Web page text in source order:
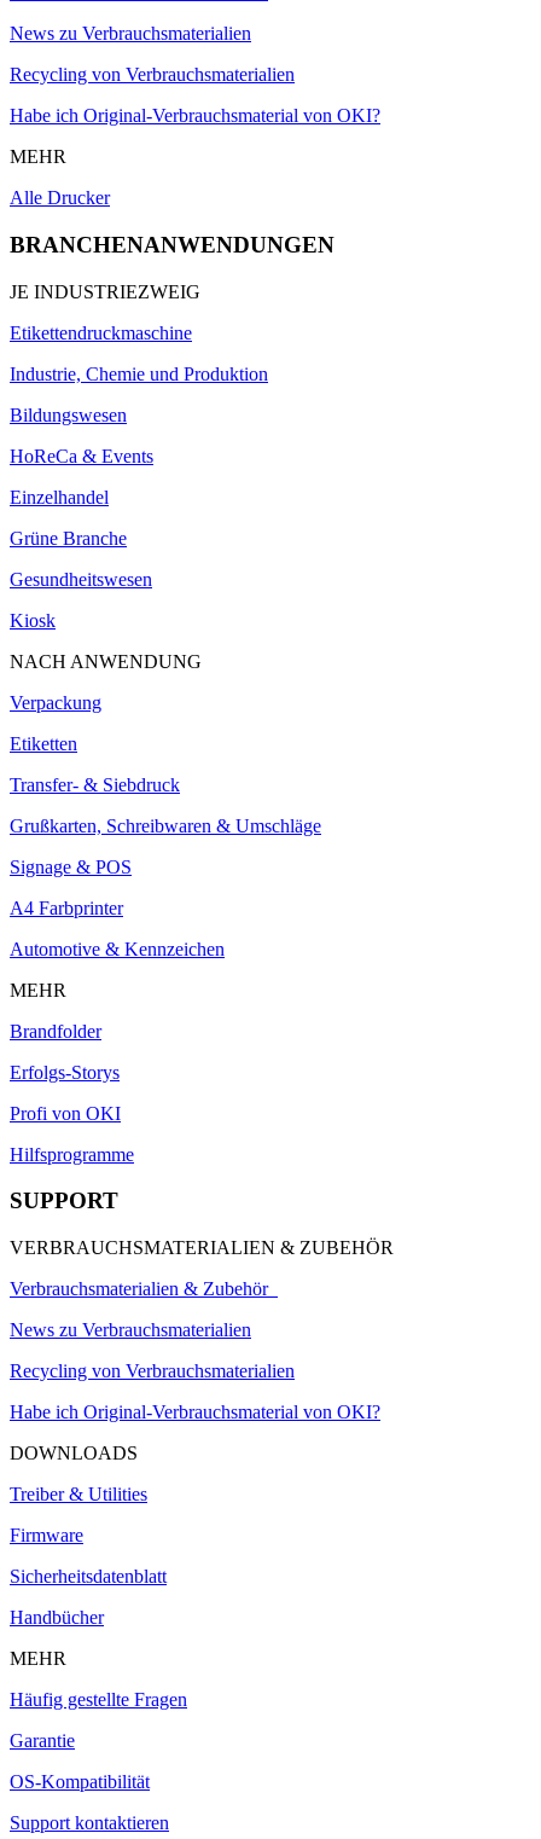
News zu Verbrauchsmaterialien
Recycling von Verbrauchsmaterialien
Habe ich Original-Verbrauchsmaterial von OKI?
MEHR
Alle Drucker
BRANCHENANWENDUNGEN
JE INDUSTRIEZWEIG
Etikettendruckmaschine
Industrie, Chemie und Produktion
Bildungswesen
HoReCa & Events
Einzelhandel
Grüne Branche
Gesundheitswesen
Kiosk
NACH ANWENDUNG
Verpackung
Etiketten
Transfer- & Siebdruck
Grußkarten, Schreibwaren & Umschläge
Signage & POS
A4 Farbprinter
Automotive & Kennzeichen
MEHR
Brandfolder
Erfolgs-Storys
Profi von OKI
Hilfsprogramme
SUPPORT
VERBRAUCHSMATERIALIEN & ZUBEHÖR
Verbrauchsmaterialien & Zubehör
News zu Verbrauchsmaterialien
Recycling von Verbrauchsmaterialien
Habe ich Original-Verbrauchsmaterial von OKI?
DOWNLOADS
Treiber & Utilities
Firmware
Sicherheitsdatenblatt
Handbücher
MEHR
Häufig gestellte Fragen
Garantie
OS-Kompatibilität
Support kontaktieren